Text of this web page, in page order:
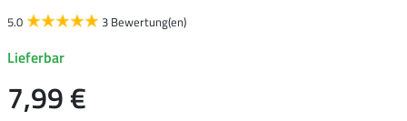
5.0 3 Bewertung(en)
Lieferbar
7,99 €